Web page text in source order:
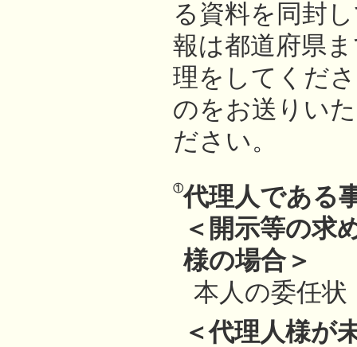
る資料を同封
報は都道府県
理をしてくだ
のをお送りい
ださい。
①代理人である
＜開示等の求
様の場合＞
本人の委任状
＜代理人様が